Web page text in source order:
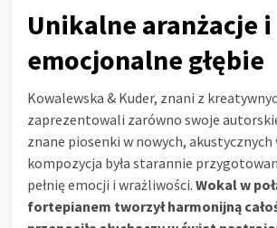
Unikalne aranżacje i
emocjonalne głębie
Kowalewska & Kuder, znani z
zaprezentowali zarówno swoje
znane piosenki w nowych, akustycznych
kompozycja była starannie
pełnię emocji i wrażliwości. Wokal w
fortepianem tworzył harmonijną